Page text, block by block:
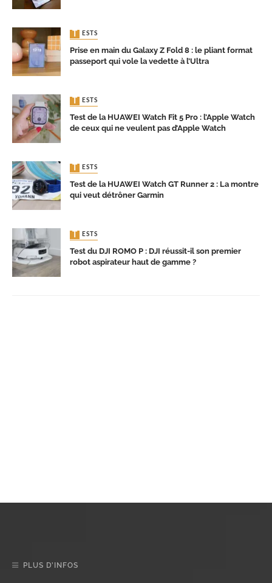
TESTS
Prise en main du Galaxy Z Fold 8 : le pliant format
passeport qui vole la vedette à l’Ultra
TESTS
Test de la HUAWEI Watch Fit 5 Pro : l’Apple Watch
de ceux qui ne veulent pas d’Apple Watch
TESTS
Test de la HUAWEI Watch GT Runner 2 : La montre
qui veut détrôner Garmin
TESTS
Test du DJI ROMO P : DJI réussit-il son premier
robot aspirateur haut de gamme ?
PLUS D’INFOS